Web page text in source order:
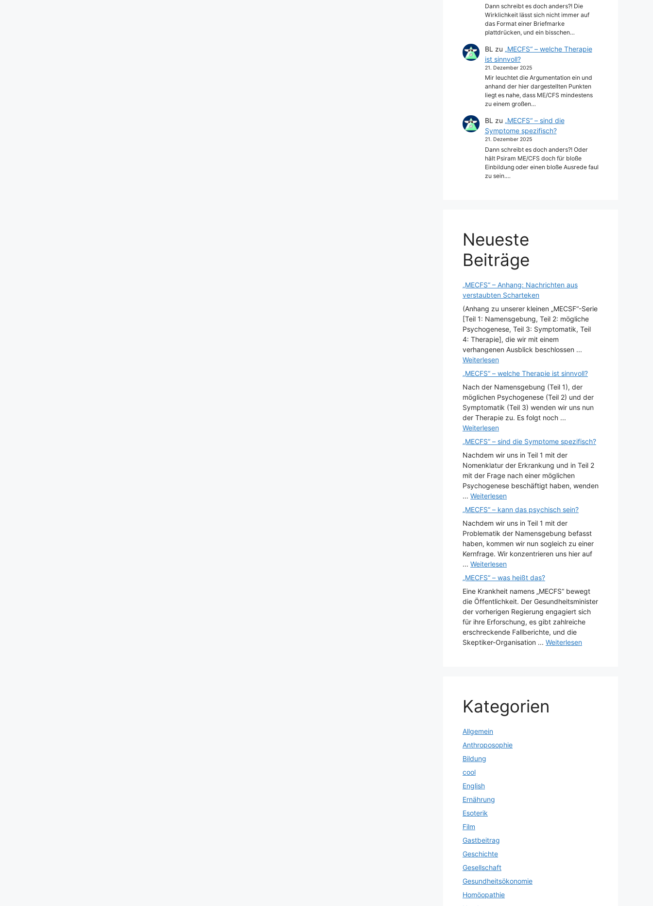
Dann schreibt es doch anders?! Die
Wirklichkeit lässt sich nicht immer auf
das Format einer Briefmarke
plattdrücken, und ein bisschen…
BL zu „MECFS“ – welche Therapie
ist sinnvoll?
21. Dezember 2025
Mir leuchtet die Argumentation ein und
anhand der hier dargestellten Punkten
liegt es nahe, dass ME/CFS mindestens
zu einem großen…
BL zu „MECFS“ – sind die
Symptome spezifisch?
21. Dezember 2025
Dann schreibt es doch anders?! Oder
hält Psiram ME/CFS doch für bloße
Einbildung oder einen bloße Ausrede faul
zu sein.…
Neueste
Beiträge
„MECFS“ – Anhang: Nachrichten aus
verstaubten Scharteken
(Anhang zu unserer kleinen „MECSF“-Serie
[Teil 1: Namensgebung, Teil 2: mögliche
Psychogenese, Teil 3: Symptomatik, Teil
4: Therapie], die wir mit einem
verhangenen Ausblick beschlossen ...
Weiterlesen
„MECFS“ – welche Therapie ist sinnvoll?
Nach der Namensgebung (Teil 1), der
möglichen Psychogenese (Teil 2) und der
Symptomatik (Teil 3) wenden wir uns nun
der Therapie zu. Es folgt noch ...
Weiterlesen
„MECFS“ – sind die Symptome spezifisch?
Nachdem wir uns in Teil 1 mit der
Nomenklatur der Erkrankung und in Teil 2
mit der Frage nach einer möglichen
Psychogenese beschäftigt haben, wenden
... Weiterlesen
„MECFS“ – kann das psychisch sein?
Nachdem wir uns in Teil 1 mit der
Problematik der Namensgebung befasst
haben, kommen wir nun sogleich zu einer
Kernfrage. Wir konzentrieren uns hier auf
... Weiterlesen
„MECFS“ – was heißt das?
Eine Krankheit namens „MECFS“ bewegt
die Öffentlichkeit. Der Gesundheitsminister
der vorherigen Regierung engagiert sich
für ihre Erforschung, es gibt zahlreiche
erschreckende Fallberichte, und die
Skeptiker-Organisation ... Weiterlesen
Kategorien
Allgemein
Anthroposophie
Bildung
cool
English
Ernährung
Esoterik
Film
Gastbeitrag
Geschichte
Gesellschaft
Gesundheitsökonomie
Homöopathie